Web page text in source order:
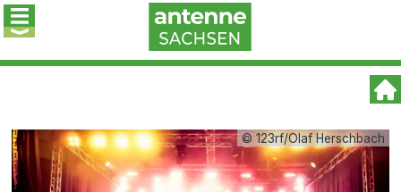
© 123rf/Olaf Herschbach